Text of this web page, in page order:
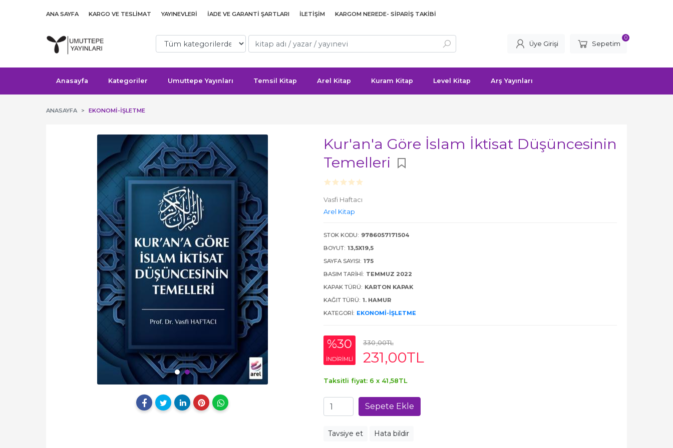
ANA SAYFA KARGO VE TESLIMAT YAYINEVLERI İADE VE GARANTI ŞARTLARI İLETIŞIM KARGOM NEREDE- SIPARIŞ TAKIBI
Üye Girişi Sepetim
0
Anasayfa Kategoriler Umuttepe Yayınları Temsil Kitap Arel Kitap Kuram Kitap Level Kitap Arş Yayınları
ANASAYFA EKONOMI-İŞLETME
Kur'an'a Göre İslam İktisat Düşüncesinin
Temelleri
Vasfi Haftacı
Arel Kitap
STOK KODU: 9786057171504
BOYUT: 13,5X19,5
SAYFA SAYISI: 175
BASIM TARIHI: TEMMUZ 2022
KAPAK TÜRÜ: KARTON KAPAK
KAĞIT TÜRÜ: 1. HAMUR
KATEGORI: EKONOMI-İŞLETME
%30
INDIRIMLI
330,00TL
231,00TL
Taksitli fiyat: 6 x 41 ,58TL
Sepete Ekle
Tavsiye et Hata bildir